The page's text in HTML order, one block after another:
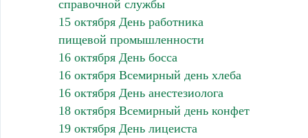
справочной службы
15 октября День работника
пищевой промышленности
16 октября День босса
16 октября Всемирный день хлеба
16 октября День анестезиолога
18 октября Всемирный день конфет
19 октября День лицеиста